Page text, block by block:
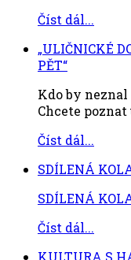
Číst dál...
„ULIČNICKÉ
PĚT“
Kdo by
Chcete poznat
Číst dál...
SDÍLENÁ
SDÍLENÁ
Číst dál...
KULTURA S